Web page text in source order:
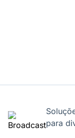
para